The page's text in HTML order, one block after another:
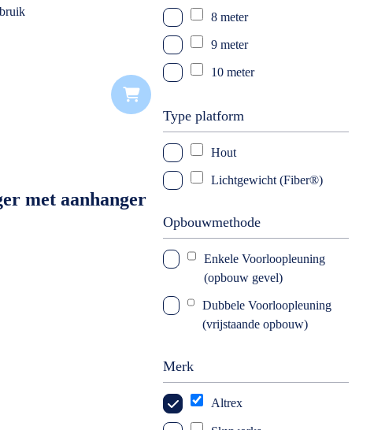
8 meter
9 meter
10 meter
14 meter
Type platform
Hout
Lichtgewicht (Fiber®)
Opbouwmethode
Enkele Voorloopleuning
(opbouw gevel)
Dubbele Voorloopleuning
(vrijstaande opbouw)
Merk
Altrex